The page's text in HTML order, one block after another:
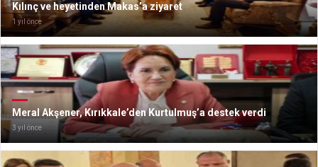
Kılınç ve heyetinden Makas’a ziyaret
1 yıl önce
Meral Akşener, Kırıkkale’den Kurtulmuş’a destek verdi
3 yıl önce